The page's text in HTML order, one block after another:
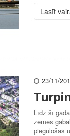
Lasīt
23/11/
Līdz šī
zemes
piegulošās